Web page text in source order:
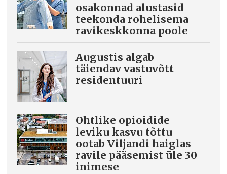
osakonnad alustasid
teekonda rohelisema
ravikeskkonna poole
Augustis algab
täiendav vastuvõtt
residentuuri
Ohtlike opioidide
leviku kasvu tõttu
ootab Viljandi haiglas
ravile pääsemist üle 30
inimese